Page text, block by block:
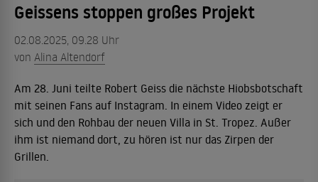
Geissens stoppen großes Projekt
02.08.2025, 09.28 Uhr
von Alina Altendorf
Am 28. Juni teilte Robert Geiss die nächste Hiobsbotschaft
mit seinen Fans auf Instagram. In einem Video zeigt er
sich und den Rohbau der neuen Villa in St. Tropez. Außer
ihm ist niemand dort, zu hören ist nur das Zirpen der
Grillen.